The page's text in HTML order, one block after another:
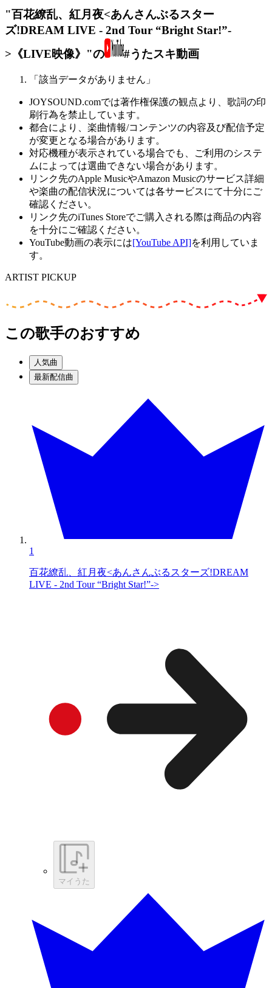
"百花繚乱、紅月夜<あんさんぶるスター
ズ!DREAM LIVE - 2nd Tour “Bright Star!”-
>《LIVE映像》"の
#うたスキ動画
「該当データがありません」
JOYSOUND.comでは著作権保護の観点より、歌詞の印
刷行為を禁止しています。
都合により、楽曲情報/コンテンツの内容及び配信予定
が変更となる場合があります。
対応機種が表示されている場合でも、ご利用のシステ
ムによっては選曲できない場合があります。
リンク先のApple MusicやAmazon Musicのサービス詳細
や楽曲の配信状況については各サービスにて十分にご
確認ください。
リンク先のiTunes Storeでご購入される際は商品の内容
を十分にご確認ください。
YouTube動画の表示には[YouTube API]を利用していま
す。
ARTIST PICKUP
この歌手のおすすめ
人気曲
最新配信曲
1
百花繚乱、紅月夜<あんさんぶるスターズ!DREAM
LIVE - 2nd Tour “Bright Star!”->
マイうた